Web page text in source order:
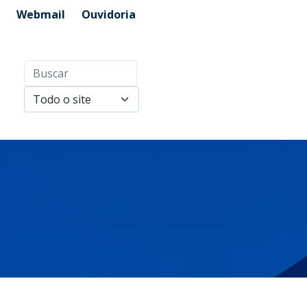
Webmail Ouvidoria